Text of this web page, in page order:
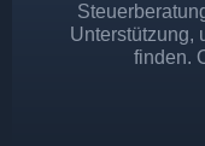
Unterstützung,
finden.